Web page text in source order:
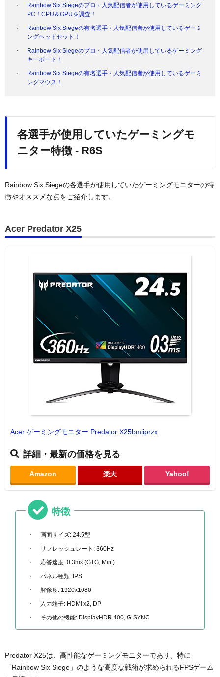
Rainbow Six Siegeのプロ・人気配信者が使用しているゲーミング
PC！CPU＆GPUを調査！
Rainbow Six Siegeの有名選手・人気配信者が使用しているゲーミ
ングヘッドセット！
Rainbow Six Siegeのプロ・人気配信者が使用しているゲーミング
キーボード！
Rainbow Six Siegeの有名選手・人気配信者が使用しているゲーミ
ングマウス！
各選手が使用していたゲーミングモ
ニター特徴 - R6S
Rainbow Six Siegeの各選手が使用していたゲーミングモニターの特
徴やオススメな点をご紹介します。
Acer Predator X25
Acer ゲーミングモニター Predator X25bmiiprzx
詳細・最新の価格を見る
Amazon 楽天 Yahoo!
特徴
画面サイズ: 24.5型
リフレッシュレート: 360Hz
応答速度: 0.3ms (GTG, Min.)
パネル種類: IPS
解像度: 1920x1080
入力端子: HDMI x2, DP
その他の機能: DisplayHDR 400, G-SYNC
Predator X25は、高性能なゲーミングモニターであり、特に
「Rainbow Six Siege」のような高度な戦術が求められるFPSゲーム